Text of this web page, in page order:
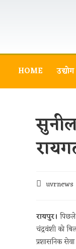
HOME उद्योग
uvrnews
रायपुर।
चंद्रवंशी को
प्रशासनिक